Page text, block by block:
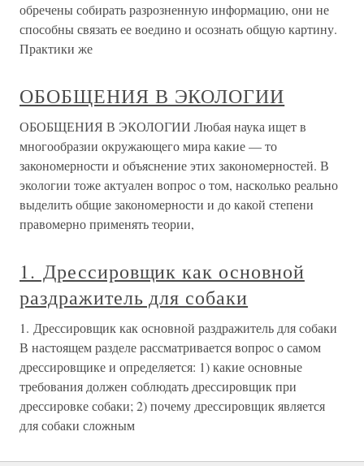
обречены собирать разрозненную информацию, они не
способны связать ее воедино и осознать общую картину.
Практики же
ОБОБЩЕНИЯ В ЭКОЛОГИИ
ОБОБЩЕНИЯ В ЭКОЛОГИИ Любая наука ищет в
многообразии окружающего мира какие — то
закономерности и объяснение этих закономерностей. В
экологии тоже актуален вопрос о том, насколько реально
выделить общие закономерности и до какой степени
правомерно применять теории,
1. Дрессировщик как основной
раздражитель для собаки
1. Дрессировщик как основной раздражитель для собаки
В настоящем разделе рассматривается вопрос о самом
дрессировщике и определяется: 1) какие основные
требования должен соблюдать дрессировщик при
дрессировке собаки; 2) почему дрессировщик является
для собаки сложным